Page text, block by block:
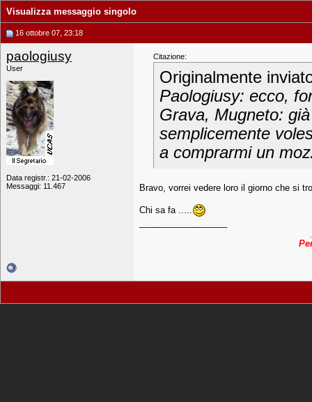
Visualizza messaggio singolo
16 ottobre 07, 23:18
paologiusy
User
Data registr.: 21-02-2006
Messaggi: 11.467
Citazione:
Originalmente
Paologiusy: ecco,
Grava, Mugneto:
semplicemente
a comprarmi un
Bravo, vorrei vedere loro il giorno che si
Chi sa fa .....